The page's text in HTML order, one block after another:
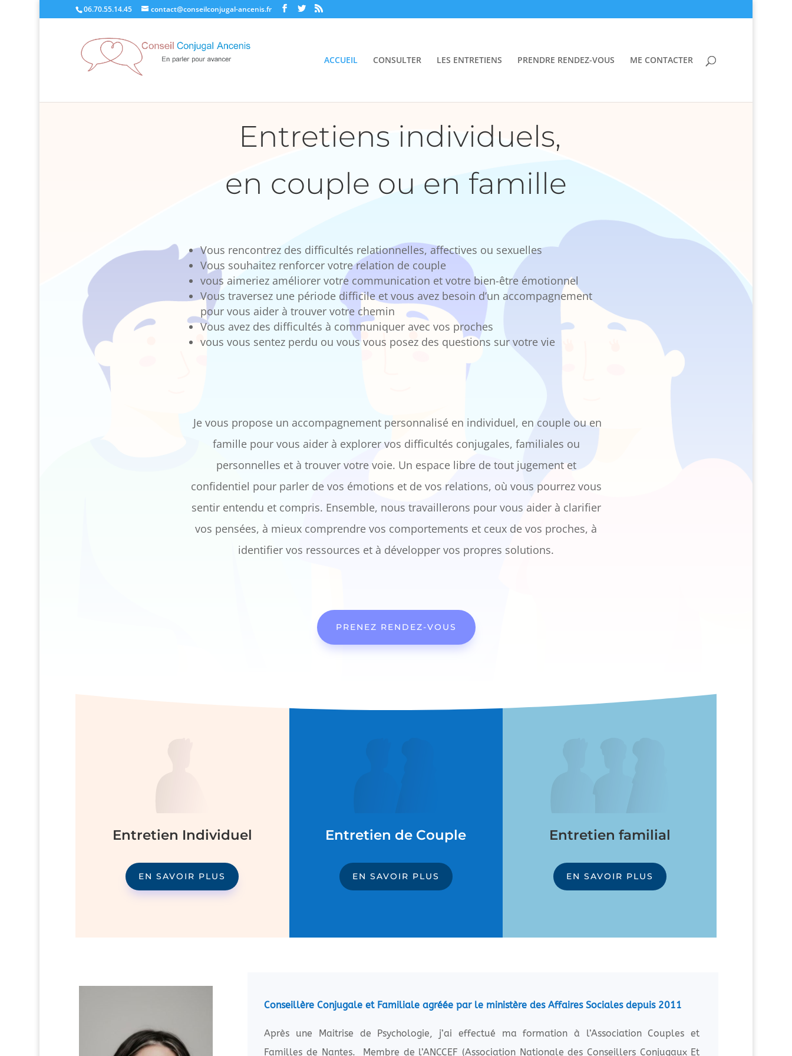
06.70.55.14.45 contact@conseilconjugal-ancenis.fr
ACCUEIL CONSULTER LES ENTRETIENS PRENDRE RENDEZ-VOUS ME CONTACTER
Entretiens individuels,
en couple ou en famille
Vous rencontrez des difficultés relationnelles, affectives ou sexuelles
Vous souhaitez renforcer votre relation de couple
vous aimeriez améliorer votre communication et votre bien-être émotionnel
Vous traversez une période difficile et vous avez besoin d’un accompagnement
pour vous aider à trouver votre chemin
Vous avez des difficultés à communiquer avec vos proches
vous vous sentez perdu ou vous vous posez des questions sur votre vie
Je vous propose un accompagnement personnalisé en individuel, en couple ou en
famille pour vous aider à explorer vos difficultés conjugales, familiales ou
personnelles et à trouver votre voie. Un espace libre de tout jugement et
confidentiel pour parler de vos émotions et de vos relations, où vous pourrez vous
sentir entendu et compris. Ensemble, nous travaillerons pour vous aider à clarifier
vos pensées, à mieux comprendre vos comportements et ceux de vos proches, à
identifier vos ressources et à développer vos propres solutions.
PRENEZ RENDEZ-VOUS
Entretien Individuel
EN SAVOIR PLUS
Entretien de Couple
EN SAVOIR PLUS
Entretien familial
EN SAVOIR PLUS
Conseillère Conjugale et Familiale agréée par le ministère des Affaires Sociales depuis 2011
Après une Maitrise de Psychologie, j’ai effectué ma formation à l’Association Couples et
Familles de Nantes. Membre de l’ANCCEF (Association Nationale des Conseillers Conjugaux Et